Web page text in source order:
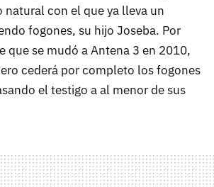
con el que ya lleva un
fogones, su hijo Joseba. Por
que se mudó a Antena 3 en 2010,
cederá por completo los fogones
el testigo a al menor de sus